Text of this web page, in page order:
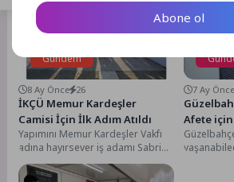
Gündem
8 Ay Önce 26
İKÇÜ Memur Kardeşler
Camisi İçin İlk Adım Atıldı
Yapımını Memur Kardeşler Vakfı
adına hayırsever iş adamı Sabri
Memur’un üstleneceği, İzmir Kâtip
Çelebi Üniversitesi...
7 Ay Önce
Afete için
Abone ol